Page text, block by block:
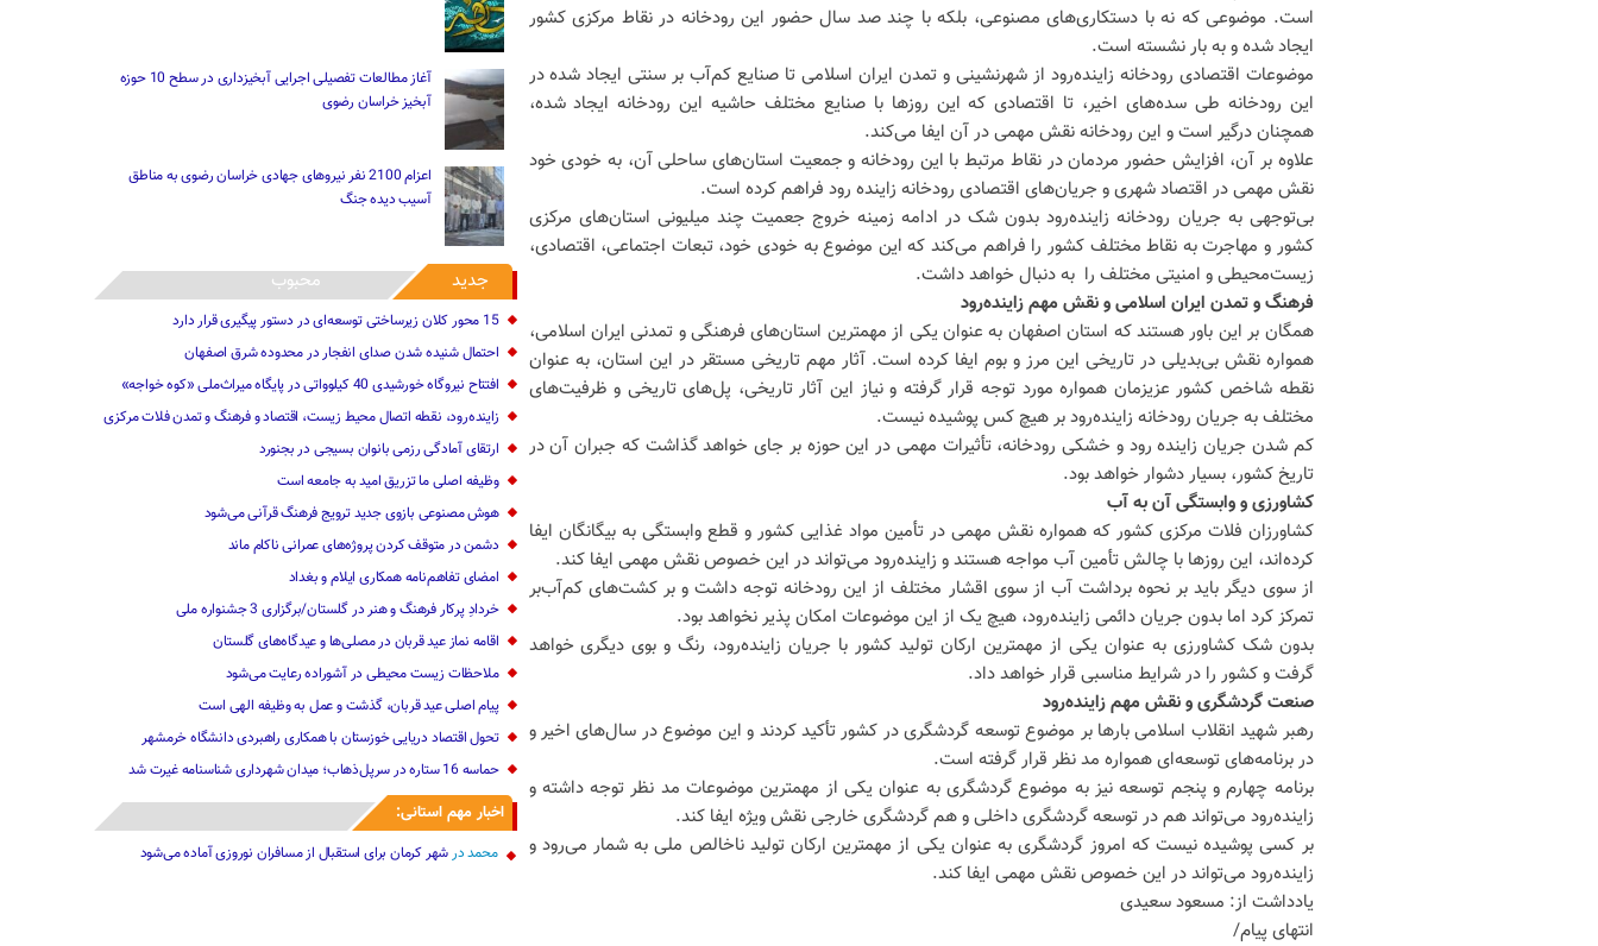
است. موضوعی که نه با دستکاری‌های مصنوعی، بلکه با چند صد سال حضور این رودخانه در نقاط مرکزی کشور
ایجاد شده و به بار نشسته است.
موضوعات اقتصادی رودخانه زاینده‌رود از شهرنشینی و تمدن ایران اسلامی تا صنایع کم‌آب بر سنتی ایجاد شده در
این رودخانه طی سده‌های اخیر، تا اقتصادی که این روزها با صنایع مختلف حاشیه این رودخانه ایجاد شده،
همچنان درگیر است و این رودخانه نقش مهمی در آن ایفا می‌کند.
علاوه بر آن، افزایش حضور مردمان در نقاط مرتبط با این رودخانه و جمعیت استان‌های ساحلی آن، به خودی خود
نقش مهمی در اقتصاد شهری و جریان‌های اقتصادی رودخانه زاینده رود فراهم کرده است.
بی‌توجهی به جریان رودخانه زاینده‌رود بدون شک در ادامه زمینه خروج جعمیت چند میلیونی استان‌های مرکزی
کشور و مهاجرت به نقاط مختلف کشور را فراهم می‌کند که این موضوع به خودی خود، تبعات اجتماعی، اقتصادی،
زیست‌محیطی و امنیتی مختلف را به دنبال خواهد داشت.
فرهنگ و تمدن ایران اسلامی و نقش مهم زاینده‌رود
همگان بر این باور هستند که استان اصفهان به عنوان یکی از مهمترین استان‌های فرهنگی و تمدنی ایران اسلامی،
همواره نقش بی‌بدیلی در تاریخی این مرز و بوم ایفا کرده است. آثار مهم تاریخی مستقر در این استان، به عنوان
نقطه شاخص کشور عزیزمان همواره مورد توجه قرار گرفته و نیاز این آثار تاریخی، پل‌های تاریخی و ظرفیت‌های
مختلف به جریان رودخانه زاینده‌رود بر هیچ کس پوشیده نیست.
کم شدن جریان زاینده رود و خشکی رودخانه، تأثیرات مهمی در این حوزه بر جای خواهد گذاشت که جبران آن در
تاریخ کشور، بسیار دشوار خواهد بود.
کشاورزی و وابستگی آن به آب
کشاورزان فلات مرکزی کشور که همواره نقش مهمی در تأمین مواد غذایی کشور و قطع وابستگی به بیگانگان ایفا
کرده‌اند، این روزها با چالش تأمین آب مواجه هستند و زاینده‌رود می‌تواند در این خصوص نقش مهمی ایفا کند.
از سوی دیگر باید بر نحوه برداشت آب از سوی اقشار مختلف از این رودخانه توجه داشت و بر کشت‌های کم‌آب‌بر
تمرکز کرد اما بدون جریان دائمی زاینده‌رود، هیچ یک از این موضوعات امکان پذیر نخواهد بود.
بدون شک کشاورزی به عنوان یکی از مهمترین ارکان تولید کشور با جریان زاینده‌رود، رنگ و بوی دیگری خواهد
گرفت و کشور را در شرایط مناسبی قرار خواهد داد.
صنعت گردشگری و نقش مهم زاینده‌رود
رهبر شهید انقلاب اسلامی بارها بر موضوع توسعه گردشگری در کشور تأکید کردند و این موضوع در سال‌های اخیر و
در برنامه‌های توسعه‌ای همواره مد نظر قرار گرفته است.
برنامه چهارم و پنجم توسعه نیز به موضوع گردشگری به عنوان یکی از مهمترین موضوعات مد نظر توجه داشته و
زاینده‌رود می‌تواند هم در توسعه گردشگری داخلی و هم گردشگری خارجی نقش ویژه ایفا کند.
بر کسی پوشیده نیست که امروز گردشگری به عنوان یکی از مهمترین ارکان تولید ناخالص ملی به شمار می‌رود و
زاینده‌رود می‌تواند در این خصوص نقش مهمی ایفا کند.
یادداشت از: مسعود سعیدی
انتهای پیام/
آغاز مطالعات تفصیلی اجرایی آبخیزداری در سطح 10 حوزه
آبخیز خراسان رضوی
اعزام 2100 نفر نیروهای جهادی خراسان رضوی به مناطق
آسیب دیده جنگ
جدید محبوب
15 محور کلان زیرساختی توسعه‌ای در دستور پیگیری قرار دارد
احتمال شنیده شدن صدای انفجار در محدوده شرق اصفهان
افتتاح نیروگاه خورشیدی 40 کیلوواتی در پایگاه میراث‌ملی «کوه خواجه»
زاینده‌رود، نقطه اتصال محیط زیست، اقتصاد و فرهنگ و تمدن فلات مرکزی
ارتقای آمادگی رزمی بانوان بسیجی در بجنورد
وظیفه اصلی ما تزریق امید به جامعه است
هوش مصنوعی بازوی جدید ترویج فرهنگ قرآنی می‌شود
دشمن در متوقف کردن پروژه‌های عمرانی ناکام ماند
امضای تفاهم‌نامه همکاری ایلام و بغداد
خردادِ پرکار فرهنگ و هنر در گلستان/برگزاری 3 جشنواره ملی
اقامه نماز عید قربان در مصلی‌ها و عیدگاه‌های گلستان
ملاحظات زیست محیطی در آشوراده رعایت می‌شود
پیام اصلی عید قربان، گذشت و عمل به وظیفه الهی است
تحول اقتصاد دریایی خوزستان با همکاری راهبردی دانشگاه خرمشهر
حماسه 16 ستاره در سرپل‌ذهاب؛ میدان شهرداری شناسنامه غیرت شد
اخبار مهم استانی:
محمددرشهر کرمان برای استقبال از مسافران نوروزی آماده می‌شود